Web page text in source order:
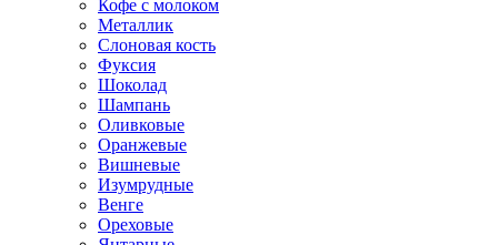
Кофе с молоком
Металлик
Слоновая кость
Фуксия
Шоколад
Шампань
Оливковые
Оранжевые
Вишневые
Изумрудные
Венге
Ореховые